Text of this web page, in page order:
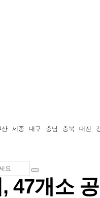
산 세종 대구 충남 충북 대전
47개소